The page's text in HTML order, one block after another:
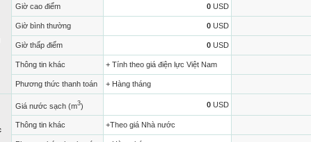
Giờ cao điểm 0 USD
Giờ bình thường 0 USD
Giờ thấp điểm 0 USD
Thông tin khác + Tính theo giá điện lực Việt Nam
Phương thức thanh toán + Hàng tháng
Giá nước sạch (m3) 0 USD
Thông tin khác +Theo giá Nhà nước